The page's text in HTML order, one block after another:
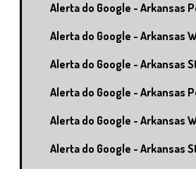
Alerta do Google - Arkansas
Alerta do Google - Arkansas
Alerta do Google - Arkansas
Alerta do Google - Arkansas
Alerta do Google - Arkansas
Alerta do Google - Arkansas